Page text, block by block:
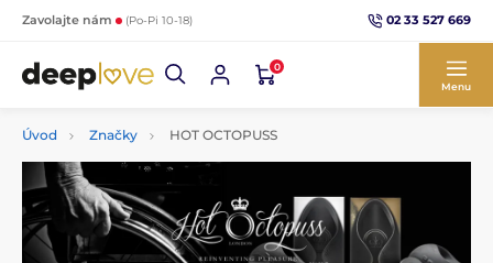
Zavolajte nám (Po-Pi 10-18) 02 33 527 669
0
Menu
Úvod Značky HOT OCTOPUSS